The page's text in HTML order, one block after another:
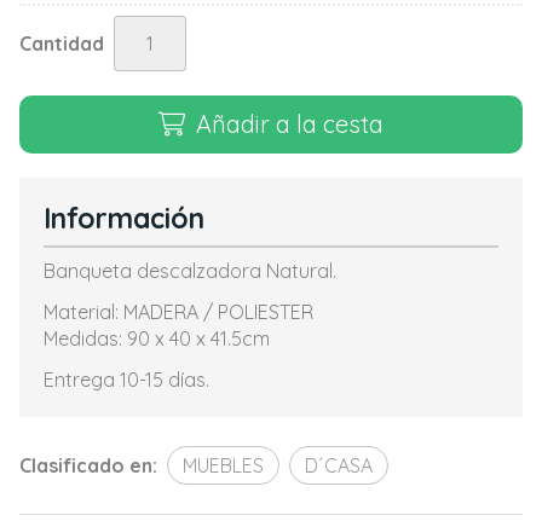
Cantidad
Añadir a la cesta
Información
Banqueta descalzadora Natural.
Material: MADERA / POLIESTER
Medidas: 90 x 40 x 41.5cm
Entrega 10-15 días.
Clasificado en: MUEBLES D´CASA